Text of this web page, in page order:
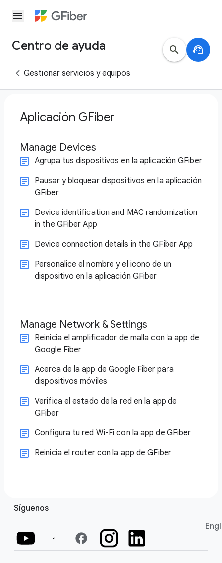
menu
Centro de ayuda search support_agent
Gestionar servicios y equipos
Aplicación GFiber
Manage Devices
Agrupa tus dispositivos en la aplicación GFiber
Pausar y bloquear dispositivos en la aplicación
GFiber
Device identification and MAC randomization
in the GFiber App
Device connection details in the GFiber App
Personalice el nombre y el icono de un
dispositivo en la aplicación GFiber
Manage Network & Settings
Reinicia el amplificador de malla con la app de
Google Fiber
Acerca de la app de Google Fiber para
dispositivos móviles
Verifica el estado de la red en la app de
GFiber
Configura tu red Wi-Fi con la app de GFiber
Reinicia el router con la app de GFiber
Síguenos
facebook